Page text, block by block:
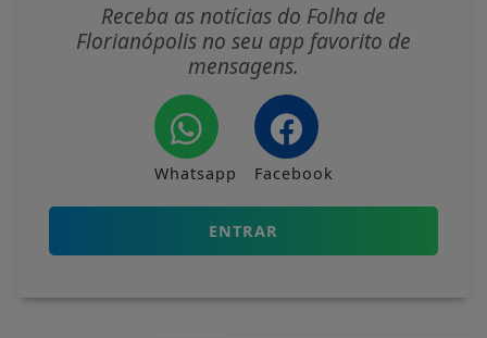
Receba as notícias do Folha de
Florianópolis no seu app favorito de
mensagens.
Whatsapp Facebook
ENTRAR